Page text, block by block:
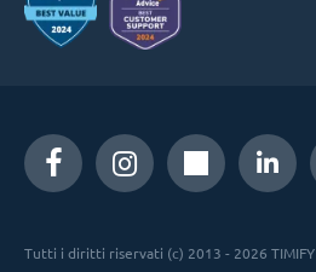
Tutti i diritti riservati (c) 2013 - 2026 TIMIFY